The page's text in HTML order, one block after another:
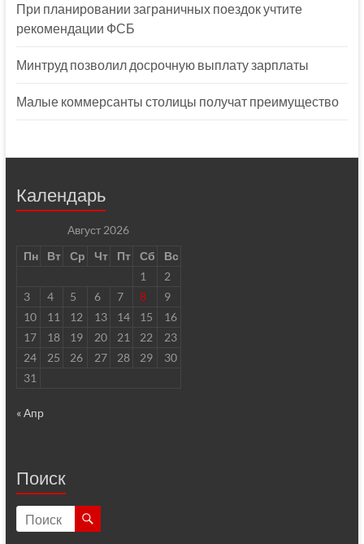
При планировании заграничных поездок учтите
рекомендации ФСБ
Минтруд позволил досрочную выплату зарплаты
Малые коммерсанты столицы получат преимущество
Календарь
Август 2026
Пн
Вт Ср Чт Пт Сб
Вс
1
2
3
4 5 6 7 8
9
10
11 12 13 14 15
16
17
18 19 20 21 22
23
24
25 26 27 28 29
30
31
« Апр
Поиск